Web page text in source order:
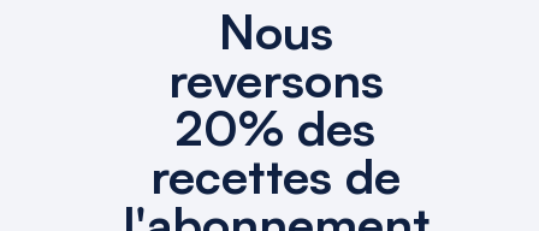
Nous
reversons
20% des
recettes de